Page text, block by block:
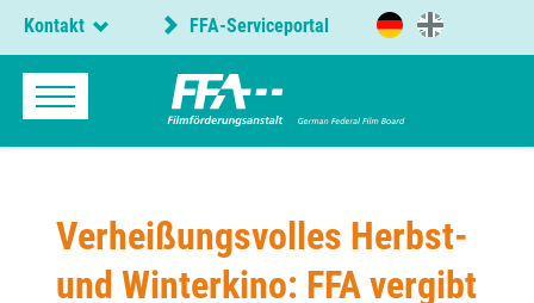
Kontakt FFA-Serviceportal
Verheißungsvolles Herbst-
und Winterkino: FFA vergibt